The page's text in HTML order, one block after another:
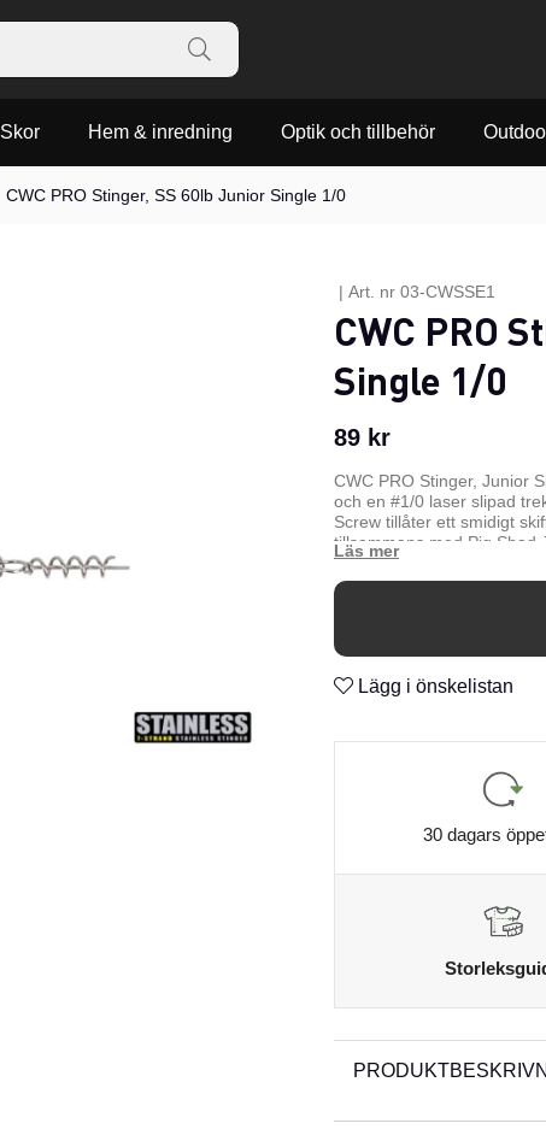
Skor Hem & inredning Optik och tillbehör
CWC PRO Stinger, SS 60lb Junior Single 1/0
| Art. nr 03-CWSSE1
CWC PRO
Single 1/0
89 kr
CWC PRO Stinger, Junior
och en #1/0 laser slipad
Screw tillåter ett smidigt
tillsammans med Pig Shad
Lägg i önskelistan
30 dagars